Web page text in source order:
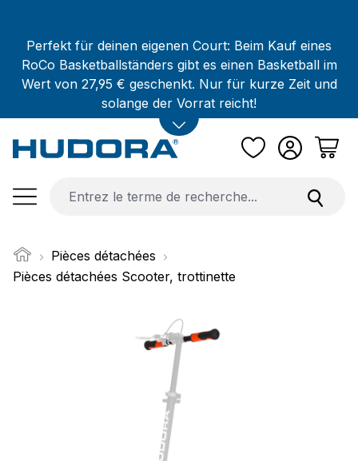
Perfekt für deinen eigenen Court: Beim Kauf eines
RoCo Basketballständers gibt es einen Basketball im
Wert von 27,95 € geschenkt. Nur für kurze Zeit und
solange der Vorrat reicht!
Pièces détachées
Pièces détachées Scooter, trottinette
Ignorer la galerie d'images